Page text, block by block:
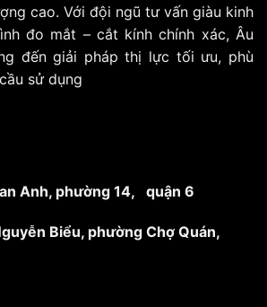
cao. Với đội ngũ tư vấn giàu kinh
đo mắt – cắt kính chính xác, Âu
đến giải pháp thị lực tối ưu, phù
sử dụng
Anh, phường 14, quận 6
Biểu, phường Chợ Quán,